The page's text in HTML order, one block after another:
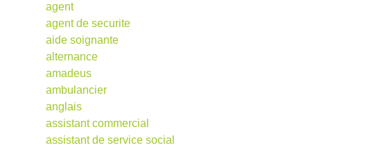
agent
agent de securite
aide soignante
alternance
amadeus
ambulancier
anglais
assistant commercial
assistant de service social